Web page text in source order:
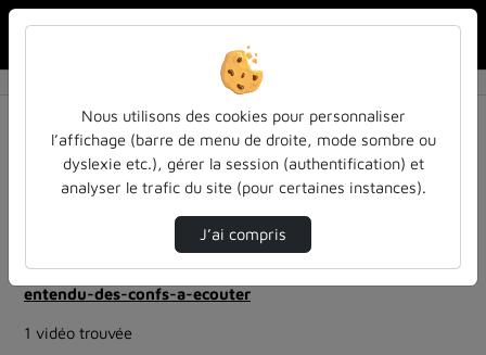
Résultats de la recherche
Filtres actifs (cliquer pour en retirer) :
education
colloques-et-conferences
Allemand
ia-lintelligence-artificielle-approches-et-usages-a-
luniversite
entendu-des-confs-a-ecouter
1 vidéo trouvée
Nous utilisons des cookies pour personnaliser
l’affichage (barre de menu de droite, mode sombre ou
dyslexie etc.), gérer la session (authentification) et
analyser le trafic du site (pour certaines instances).
J’ai compris